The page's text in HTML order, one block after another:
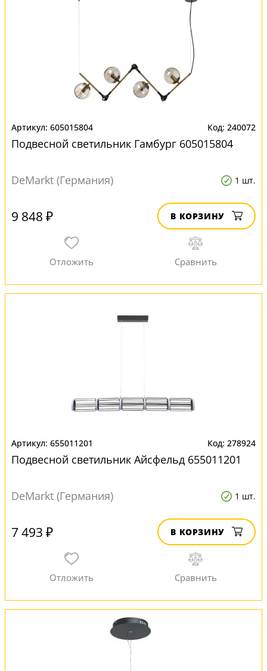
605015804 240072
Подвесной светильник Гамбург 605015804
DeMarkt (Германия) 1 шт.
9 848 ₽ В КОРЗИНУ
655011201 278924
Подвесной светильник Айсфельд 655011201
DeMarkt (Германия) 1 шт.
7 493 ₽ В КОРЗИНУ